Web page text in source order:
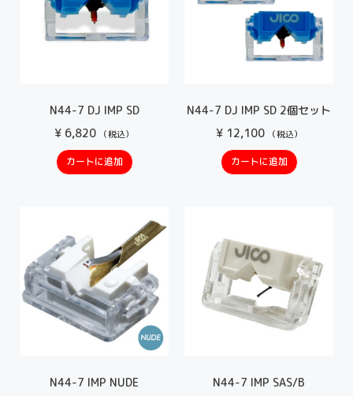
N44-7 DJ IMP SD
¥ 6,820 （税込）
カートに追加
N44-7 DJ IMP SD 2個セット
¥12,100 （税込）
カートに追加
N44-7 IMP NUDE
N44-7 IMP SAS/B